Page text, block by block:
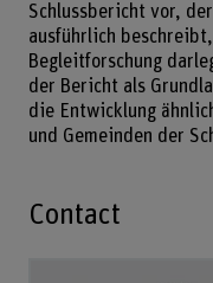
Schlussbericht vor,
ausführlich
Begleitforschung
der Bericht als
die Entwicklung
und Gemeinden der
Contact